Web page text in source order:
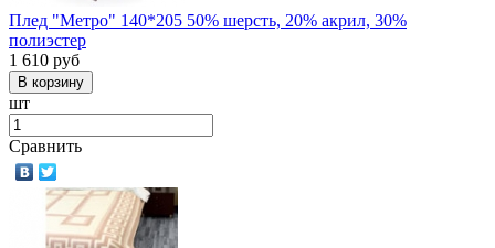
Плед "Метро" 140*205 50% шерсть, 20% акрил, 30%
полиэстер
1 610 руб
шт
Сравнить